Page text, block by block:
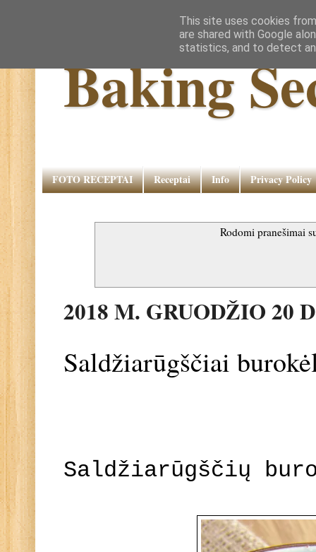
Baking
FOTO RECEPTAI Receptai Info Privacy Policy
Rodomi pranešimai
2018 M. GRUODŽIO 20
Saldžiarūgščiai
Saldžiarūgščių
This site uses cookies
are shared with Google
statistics, and to detect